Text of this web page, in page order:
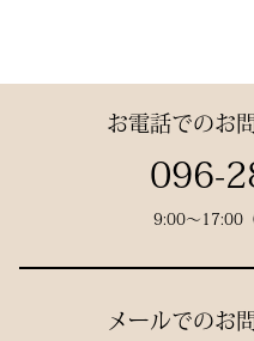
数々の名勝負の舞台にも
ばれた、 純日本製の誇り
生地には、埼玉・武州の
深みある色合いと、驚く
お電話でのお
096-
9:00〜17:00
メールでのお